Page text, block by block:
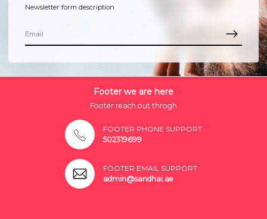
Newsletter form description
Footer we are here
Footer reach out throgh
FOOTER PHONE SUPPORT
502319699
FOOTER EMAIL SUPPORT
admin@sandhai.ae